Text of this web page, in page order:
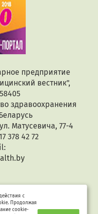
предприятие
вестник",
здравоохранения
Матусевича, 77-4
378 42 72
активная
защищены законом
и смежных правах».
с
Продолжая
cookie-